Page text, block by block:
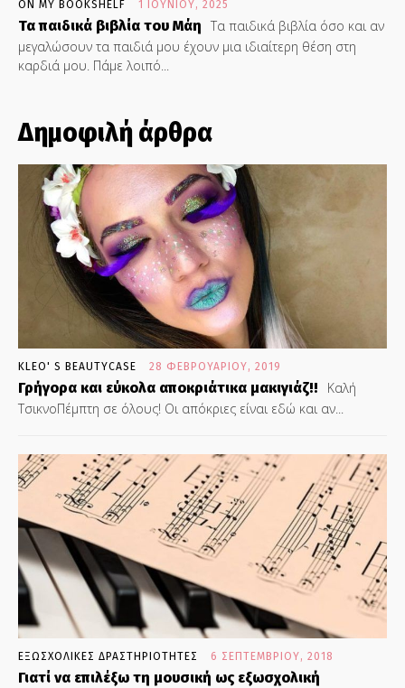
ON MY BOOKSHELF 1 ΙΟΥΝΊΟΥ, 2025
Τα παιδικά βιβλία του Μάη Τα παιδικά βιβλία όσο και αν
μεγαλώσουν τα παιδιά μου έχουν μια ιδιαίτερη θέση στη
καρδιά μου. Πάμε λοιπό...
Δημοφιλή άρθρα
KLEO' S BEAUTYCASE 28 ΦΕΒΡΟΥΑΡΊΟΥ, 2019
Γρήγορα και εύκολα αποκριάτικα μακιγιάζ!!
Καλή
ΤσικνοΠέμπτη σε όλους! Οι απόκριες είναι εδώ και αν...
ΕΞΩΣΧΟΛΙΚΕΣ ΔΡΑΣΤΗΡΙΟΤΗΤΕΣ 6 ΣΕΠΤΕΜΒΡΊΟΥ, 2018
Γιατί να επιλέξω τη μουσική ως εξωσχολική